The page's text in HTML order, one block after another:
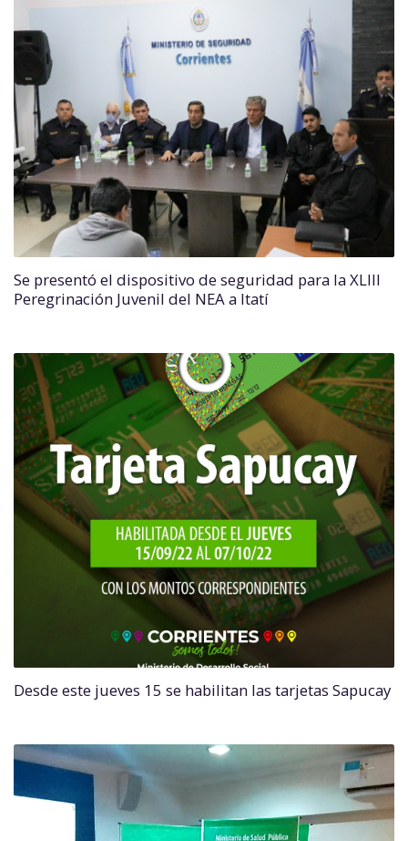
Se presentó el dispositivo de seguridad para la XLIII
Peregrinación Juvenil del NEA a Itatí
Desde este jueves 15 se habilitan las tarjetas Sapucay